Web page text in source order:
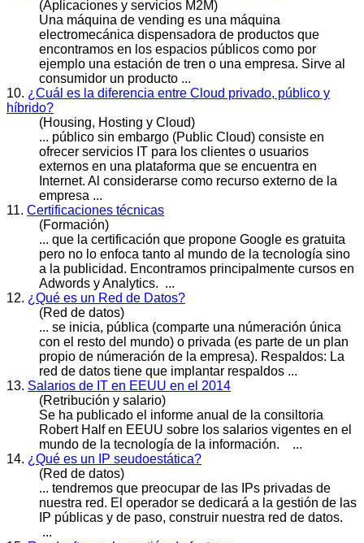
(Aplicaciones y servicios M2M)
Una máquina de vending es una máquina
electromecánica dispensadora de productos que
encontramos en los espacios públicos como por
ejemplo una estación de tren o una empresa. Sirve al
consumidor un producto ...
10. ¿Cuál es la diferencia entre Cloud privado, público y
híbrido?
(Housing, Hosting y Cloud)
... público sin embargo (Public Cloud) consiste en
ofrecer servicios IT para los clientes o usuarios
externos en una plataforma que se encuentra en
Internet. Al considerarse como recurso externo de la
empresa ...
11. Certificaciones técnicas
(Formación)
... que la certificación que propone Google es gratuita
pero no lo enfoca tanto al mundo de la tecnología sino
a la publicidad. Encontramos principalmente cursos en
Adwords y Analytics. ...
12. ¿Qué es un Red de Datos?
(Red de datos)
... se inicia, pública (comparte una númeración única
con el resto del mundo) o privada (es parte de un plan
propio de númeración de la empresa). Respaldos: La
red de datos tiene que implantar respaldos ...
13. Salarios de IT en EEUU en el 2014
(Retribución y salario)
Se ha publicado el informe anual de la consiltoria
Robert Half en EEUU sobre los salarios vigentes en el
mundo de la tecnología de la información. ...
14. ¿Qué es un IP seudoestática?
(Red de datos)
... tendremos que preocupar de las IPs privadas de
nuestra red. El operador se dedicará a la gestión de las
IP públicas y de paso, construir nuestra red de datos.
...